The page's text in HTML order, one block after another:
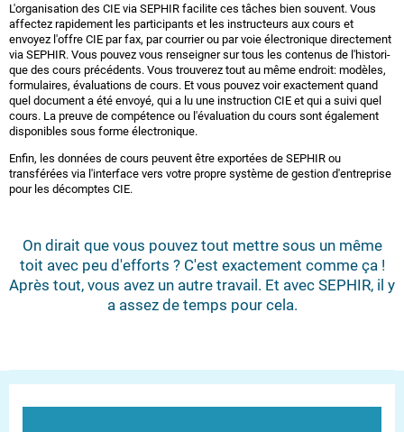
L'or­ga­ni­sa­ti­on des CIE via SEPHIR facilite ces tâches bien souvent. Vous
affectez ra­pi­de­ment les par­ti­ci­pants et les in­st­ruc­teurs aux cours et
envoyez l'offre CIE par fax, par courrier ou par voie élec­tro­ni­que di­rec­te­ment
via SEPHIR. Vous pouvez vous rens­eig­ner sur tous les contenus de l'his­to­ri­
que des cours précédents. Vous trouverez tout au même endroit: modèles,
for­mu­lai­res, éva­lua­tions de cours. Et vous pouvez voir exac­te­ment quand
quel document a été envoyé, qui a lu une in­st­ruc­tion CIE et qui a suivi quel
cours. La preuve de compétence ou l'évaluation du cours sont également
dis­po­ni­bles sous forme élec­tro­ni­que.
Enfin, les données de cours peuvent être exportées de SEPHIR ou
transférées via l'interface vers votre propre système de gestion d'en­tre­pri­se
pour les décomptes CIE.
On dirait que vous pouvez tout mettre sous un même
toit avec peu d'efforts ? C'est exac­te­ment comme ça !
Après tout, vous avez un autre travail. Et avec SEPHIR, il y
a assez de temps pour cela.